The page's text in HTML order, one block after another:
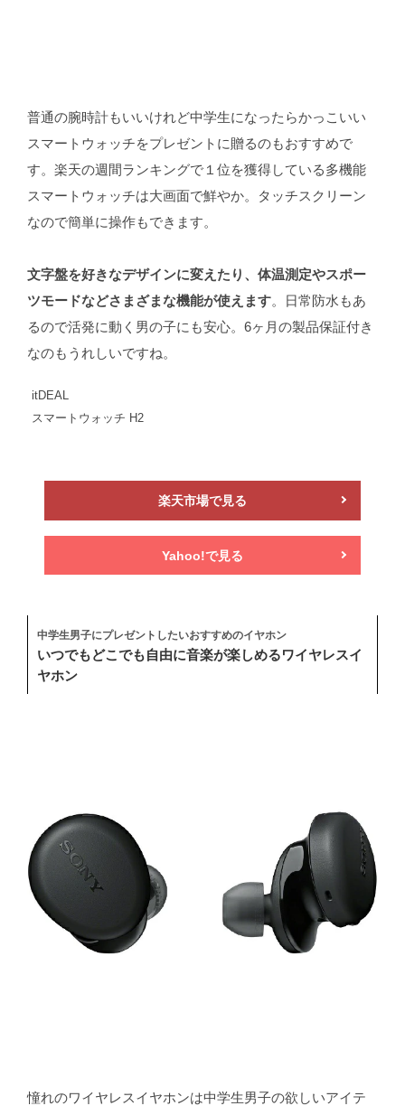
普通の腕時計もいいけれど中学生になったらかっこいい
スマートウォッチをプレゼントに贈るのもおすすめで
す。楽天の週間ランキングで１位を獲得している多機能
スマートウォッチは大画面で鮮やか。タッチスクリーン
なので簡単に操作もできます。
文字盤を好きなデザインに変えたり、体温測定やスポー
ツモードなどさまざまな機能が使えます。日常防水もあ
るので活発に動く男の子にも安心。6ヶ月の製品保証付き
なのもうれしいですね。
itDEAL
スマートウォッチ H2
楽天市場で見る
Yahoo!で見る
中学生男子にプレゼントしたいおすすめのイヤホン
いつでもどこでも自由に音楽が楽しめるワイヤレスイ
ヤホン
憧れのワイヤレスイヤホンは中学生男子の欲しいアイテ